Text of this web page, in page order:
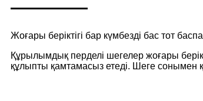
Жоғары беріктігі бар күмбезді бас тот
Құрылымдық перделі шегелер жоғары
құлыпты қамтамасыз етеді. Шеге сонымен